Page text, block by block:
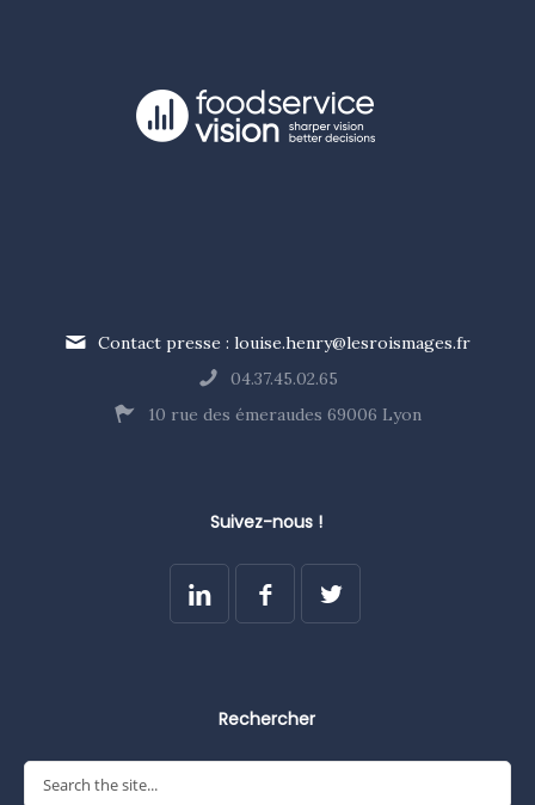
Contact presse : louise.henry@lesroismages.fr
04.37.45.02.65
10 rue des émeraudes 69006 Lyon
Suivez-nous !
Rechercher